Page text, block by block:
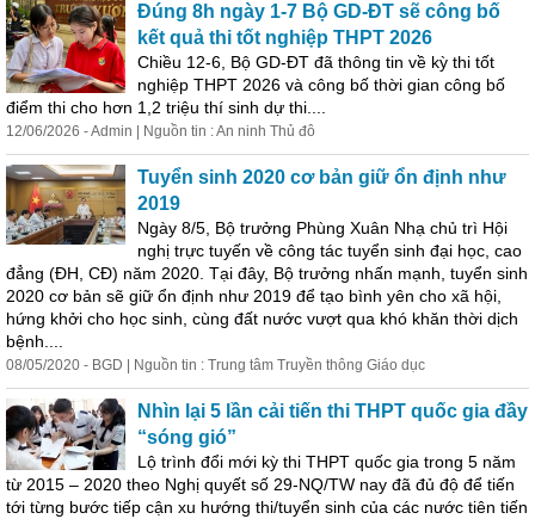
Đúng 8h ngày 1-7 Bộ GD-ĐT sẽ công bố
kết quả thi tốt nghiệp THPT 2026
Chiều 12-6, Bộ GD-ĐT đã thông tin về kỳ thi tốt
nghiệp THPT 2026 và công bố thời gian công bố
điểm thi cho hơn 1,2 triệu thí sinh dự thi....
12/06/2026 - Admin | Nguồn tin : An ninh Thủ đô
Tuyển sinh 2020 cơ bản giữ ổn định như
2019
Ngày 8/5, Bộ trưởng Phùng Xuân Nhạ chủ trì Hội
nghị trực tuyến về công tác tuyển sinh đại học, cao
đẳng (ĐH, CĐ) năm 2020. Tại đây, Bộ trưởng nhấn mạnh, tuyển sinh
2020 cơ bản sẽ giữ ổn định như 2019 để tạo bình yên cho xã hội,
hứng khởi cho học sinh, cùng đất nước vượt qua khó khăn thời dịch
bệnh....
08/05/2020 - BGD | Nguồn tin : Trung tâm Truyền thông Giáo dục
Nhìn lại 5 lần cải tiến thi THPT quốc gia đầy
“sóng gió”
Lộ trình đổi mới kỳ thi THPT quốc gia trong 5 năm
từ 2015 – 2020 theo Nghị quyết số 29-NQ/TW nay đã đủ độ để tiến
tới từng bước tiếp cận xu hướng thi/tuyển sinh của các nước tiên tiến